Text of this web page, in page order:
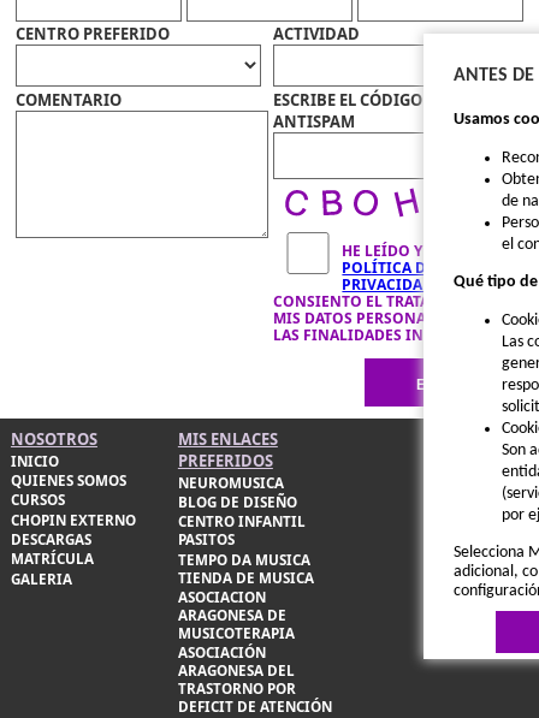
CENTRO PREFERIDO ACTIVIDAD
COMENTARIO
ESCRIBE EL CÓDIGO
ANTISPAM
HE LEÍDO Y ACEPTO LA
POLÍTICA DE
PRIVACIDAD
CONSIENTO EL TRATAMIENTO DE
MIS DATOS PERSONALES PARA
LAS FINALIDADES INDICADAS.
NOSOTROS
INICIO
QUIENES SOMOS
CURSOS
CHOPIN EXTERNO
DESCARGAS
MATRÍCULA
GALERIA
MIS ENLACES
PREFERIDOS
NEUROMUSICA
BLOG DE DISEÑO
CENTRO INFANTIL
PASITOS
TEMPO DA MUSICA
TIENDA DE MUSICA
ASOCIACION
ARAGONESA DE
MUSICOTERAPIA
ASOCIACIÓN
ARAGONESA DEL
TRASTORNO POR
DEFICIT DE ATENCIÓN
ANTES
Usamos
de
el
Qué tipo
Las
Son
por
Selecciona
adicional,